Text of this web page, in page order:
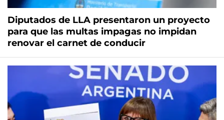
Diputados de LLA presentaron un proyecto
para que las multas impagas no impidan
renovar el carnet de conducir